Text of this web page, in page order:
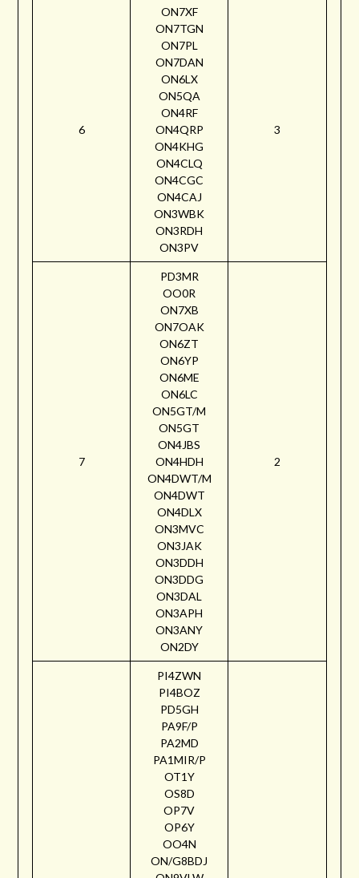
6
ON7XF
ON7TGN
ON7PL
ON7DAN
ON6LX
ON5QA
ON4RF
ON4QRP
ON4KHG
ON4CLQ
ON4CGC
ON4CAJ
ON3WBK
ON3RDH
ON3PV
3
7
PD3MR
OO0R
ON7XB
ON7OAK
ON6ZT
ON6YP
ON6ME
ON6LC
ON5GT/M
ON5GT
ON4JBS
ON4HDH
ON4DWT/M
ON4DWT
ON4DLX
ON3MVC
ON3JAK
ON3DDH
ON3DDG
ON3DAL
ON3APH
ON3ANY
ON2DY
2
PI4ZWN
PI4BOZ
PD5GH
PA9F/P
PA2MD
PA1MIR/P
OT1Y
OS8D
OP7V
OP6Y
OO4N
ON/G8BDJ